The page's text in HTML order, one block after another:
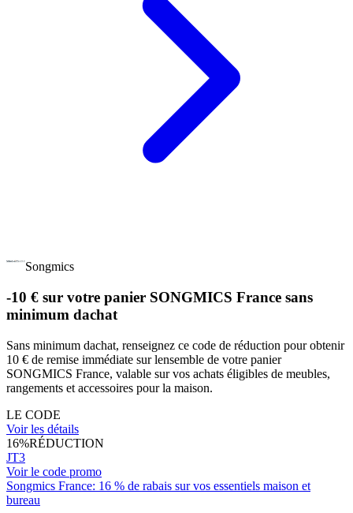
Songmics
-10 € sur votre panier SONGMICS France sans
minimum dachat
Sans minimum dachat, renseignez ce code de réduction pour obtenir
10 € de remise immédiate sur lensemble de votre panier
SONGMICS France, valable sur vos achats éligibles de meubles,
rangements et accessoires pour la maison.
LE CODE
Voir les détails
16%RÉDUCTION
JT3
Voir le code promo
Songmics France: 16 % de rabais sur vos essentiels maison et
bureau